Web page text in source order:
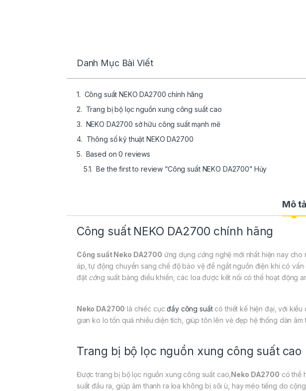
Danh Mục Bài Viết
Công suất NEKO DA2700 chính hãng
Trang bị bộ lọc nguồn xung công suất cao
NEKO DA2700 sở hữu công suất mạnh mẽ
Thông số kỹ thuật NEKO DA2700
Based on 0 reviews
Be the first to review “Công suất NEKO DA2700” Hủy
Mô tả
Công suất NEKO DA2700 chính hãng
Công suất Neko DA2700 ứng dụng công nghệ mới nhất hiện nay cho
áp, tự động chuyển sang chế độ bảo vệ để ngắt nguồn điện khi có vấn
đặt công suất bảng điều khiển, các loa được kết nối có thể hoạt động
Neko DA2700 là chiếc cụcđẩy công suấtcó thiết kế hiện đại, với kiểu
gian ko lo tốn quá nhiều diện tích, giúp tôn lên vẻ đẹp hệ thống dàn
Trang bị bộ lọc nguồn xung công suất cao
Được trang bị bộ lọc nguồn xung công suất cao, Neko DA2700 có thể
suất đầu ra, giúp âm thanh ra loa không bị sôi ù, hay méo tiếng do